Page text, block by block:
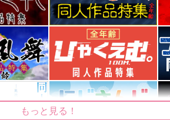
もっと見る！